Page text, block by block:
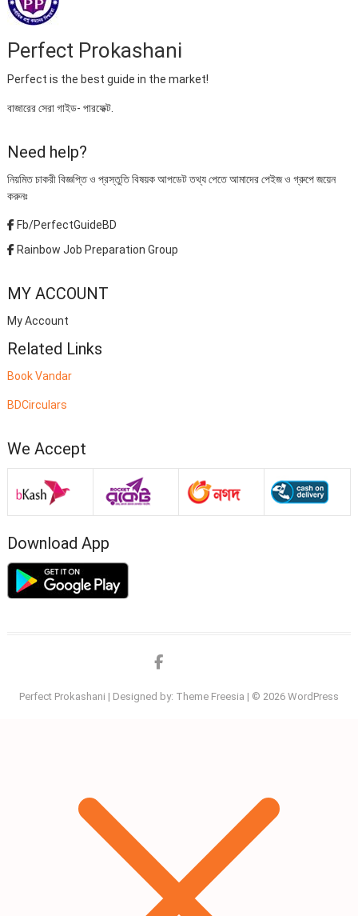
Perfect Prokashani
Perfect is the best guide in the market!
বাজারের সেরা গাইড- পারফেক্ট.
Need help?
নিয়মিত চাকরী বিজ্ঞপ্তি ও প্রস্তুতি বিষয়ক আপডেট তথ্য পেতে আমাদের পেইজ ও গ্রুপে জয়েন
করুনঃ
Fb/PerfectGuideBD
Rainbow Job Preparation Group
MY ACCOUNT
My Account
Related Links
Book Vandar
BDCirculars
We Accept
Download App
Facebook
Perfect Prokashani | Designed by: Theme Freesia | © 2026 WordPress